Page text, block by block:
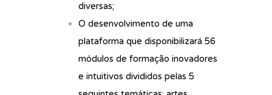
diversas;
O desenvolvimento de uma
plataforma que disponibilizará 56
módulos de formação inovadores
e intuitivos divididos pelas 5